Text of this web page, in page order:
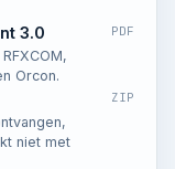
3.0
Orcon.
PDF
niet met
ZIP